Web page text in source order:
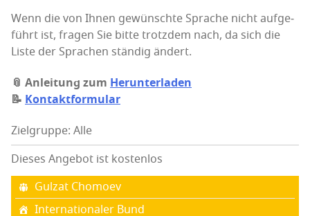
Wenn die von Ihnen gewünsch­te Spra­che nicht auf­ge­
führt ist, fra­gen Sie bit­te trotz­dem nach, da sich die
Lis­te der Spra­chen stän­dig ändert.
📎 Anlei­tung zum Her­un­ter­la­den
📝 Kon­takt­for­mu­lar
Zielgruppe: Alle
Dieses Angebot ist kostenlos
Gulzat Cho­moev
Inter­na­tio­na­ler Bund